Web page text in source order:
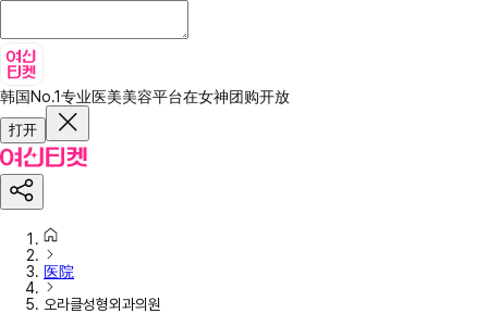
韩国No.1专业医美美容平台在女神团购开放
打开
医院
오라클성형외과의원